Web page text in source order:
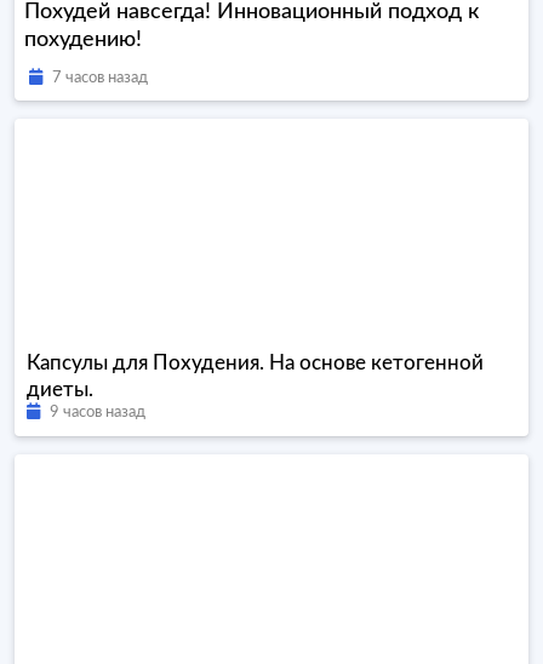
Похудей навсегда! Инновационный подход к
похудению!
7 часов назад
Капсулы для Похудения. На основе кетогенной
диеты.
9 часов назад